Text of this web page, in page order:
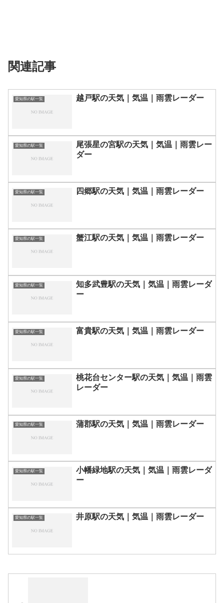
関連記事
愛知県の駅一覧 越戸駅の天気｜気温｜雨雲レーダー
愛知県の駅一覧
尾張星の宮駅の天気｜気温｜雨雲レー
ダー
愛知県の駅一覧 四郷駅の天気｜気温｜雨雲レーダー
愛知県の駅一覧 蟹江駅の天気｜気温｜雨雲レーダー
愛知県の駅一覧
知多武豊駅の天気｜気温｜雨雲レーダ
ー
愛知県の駅一覧 富貴駅の天気｜気温｜雨雲レーダー
愛知県の駅一覧
桃花台センター駅の天気｜気温｜雨雲
レーダー
愛知県の駅一覧 蒲郡駅の天気｜気温｜雨雲レーダー
愛知県の駅一覧
小幡緑地駅の天気｜気温｜雨雲レーダ
ー
愛知県の駅一覧 井原駅の天気｜気温｜雨雲レーダー